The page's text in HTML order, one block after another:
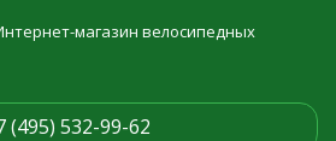
магазин велосипедных
(495) 532-99-62